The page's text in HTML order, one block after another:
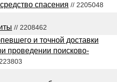
спасения // 2205048
// 2208462
и точной доставки
проведении поисково-